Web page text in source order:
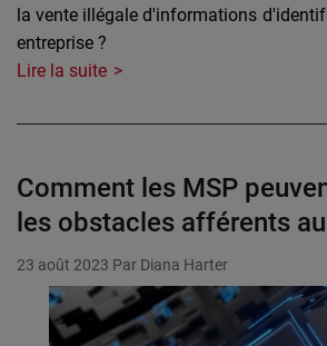
la vente illégale d'informations
entreprise ?
Lire la suite
Comment les MSP
les obstacles afférents
23 août 2023 Par Diana Harter